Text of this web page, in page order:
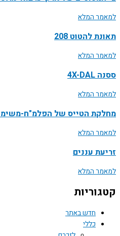
למאמר המלא
תאונת להטוט 208
למאמר המלא
ססנה 4X-DAL
למאמר המלא
מחלקת הטייס של הפלמ"ח-
למאמר המלא
זריעת עננים
למאמר המלא
קטגוריות
חדש באתר
כללי